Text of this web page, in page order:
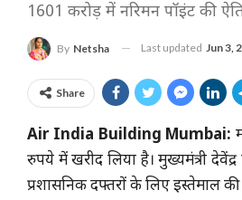
1601 करोड़ में नरिमन पॉइंट की
By Netsha Last updated Jun 3,
Share
Air India Building Mumbai:
रुपये में खरीद लिया है। मुख्यमंत्री
प्रशासनिक दफ्तरों के लिए इस्तेमाल